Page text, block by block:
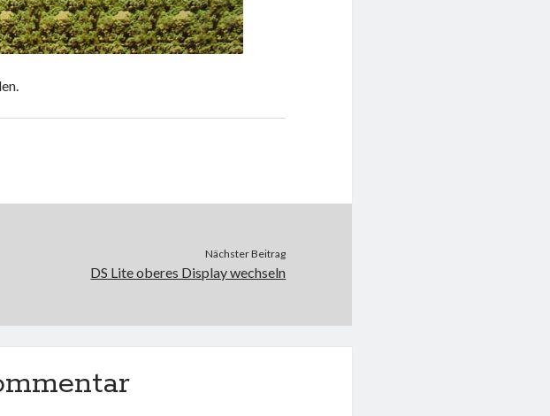
Nächster Beitrag
DS Lite oberes Display wechseln